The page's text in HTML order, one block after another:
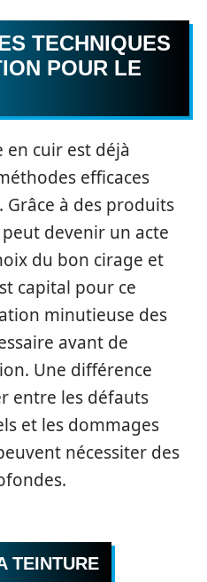
TECHNIQUES
POUR LE
en cuir est déjà
efficaces
à des produits
devenir un acte
du bon cirage et
capital pour ce
minutieuse des
avant de
Une différence
entre les défauts
et les dommages
nécessiter des
TEINTURE